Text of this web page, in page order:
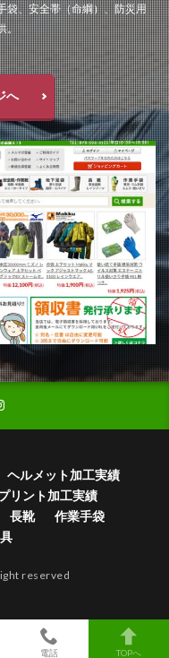
袋、安全帯（命綱）、防災用
。
へ
ヘルメット加工実績
リント加工実績
長靴
作業手袋
reserved
電話 TOPへ